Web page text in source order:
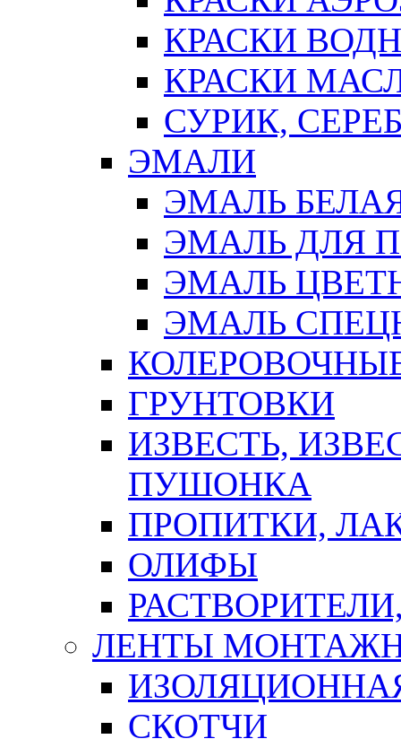
КРАСКИ
КРАСКИ
СУРИК,
ЭМАЛИ
ЭМАЛЬ
ЭМАЛЬ ДЛЯ
ЭМАЛЬ
ЭМАЛЬ
ГРУНТОВКИ
ИЗВЕСТЬ,
ПУШОНКА
ПРОПИТКИ,
ОЛИФЫ
ЛЕНТЫ
СКОТЧИ